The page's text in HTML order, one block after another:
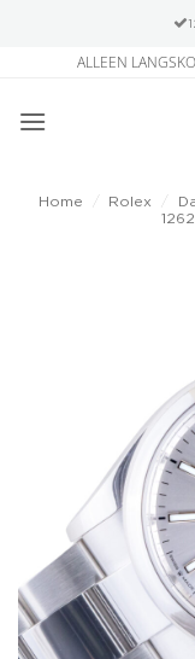
inhoud
ALLEEN
Home Rolex